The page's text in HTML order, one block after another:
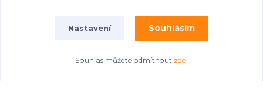
Nastavení Souhlasím
Souhlas můžete odmítnout zde